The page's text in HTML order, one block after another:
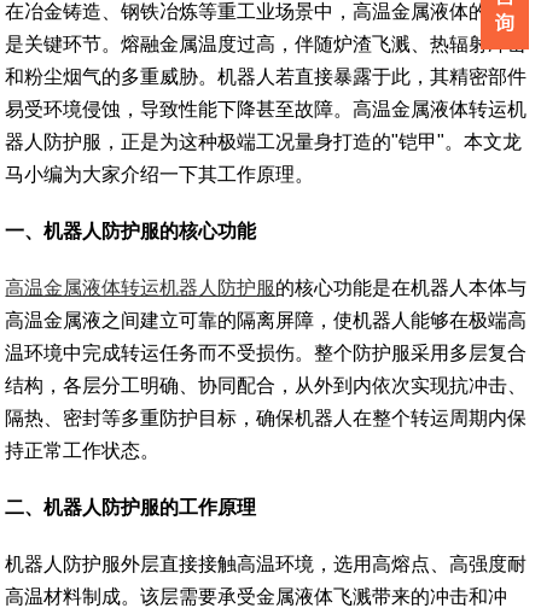
在冶金铸造、钢铁冶炼等重工业场景中，高温金属液体的转运
是关键环节。熔融金属温度过高，伴随炉渣飞溅、热辐射冲击
和粉尘烟气的多重威胁。机器人若直接暴露于此，其精密部件
易受环境侵蚀，导致性能下降甚至故障。高温金属液体转运机
器人防护服，正是为这种极端工况量身打造的"铠甲"。本文龙
马小编为大家介绍一下其工作原理。
一、机器人防护服的核心功能
高温金属液体转运机器人防护服的核心功能是在机器人本体与
高温金属液之间建立可靠的隔离屏障，使机器人能够在极端高
温环境中完成转运任务而不受损伤。整个防护服采用多层复合
结构，各层分工明确、协同配合，从外到内依次实现抗冲击、
隔热、密封等多重防护目标，确保机器人在整个转运周期内保
持正常工作状态。
二、机器人防护服的工作原理
机器人防护服外层直接接触高温环境，选用高熔点、高强度耐
高温材料制成。该层需要承受金属液体飞溅带来的冲击和冲